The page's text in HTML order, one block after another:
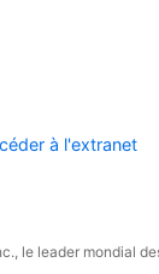
à l'extranet
le leader mondial